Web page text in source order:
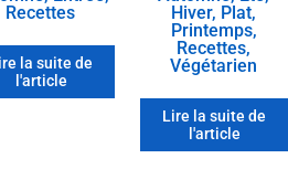
Recettes
la suite de
l'article
Hiver, Plat,
Printemps,
Recettes,
Végétarien
Lire la suite de
l'article